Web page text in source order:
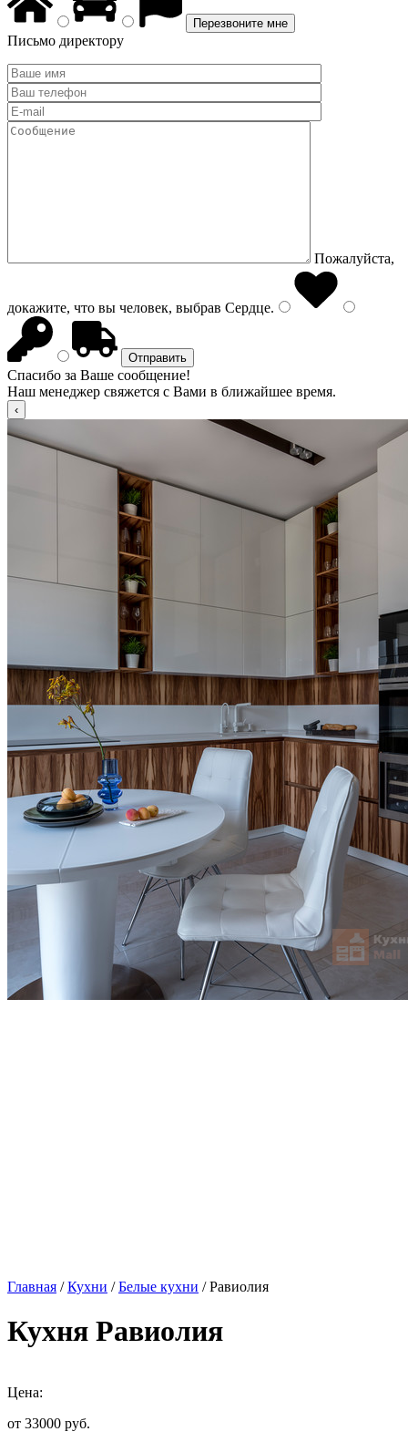
Письмо директору
Пожалуйста,
докажите, что вы человек, выбрав Сердце.
Спасибо за Ваше сообщение!
Наш менеджер свяжется с Вами в ближайшее время.
Главная /Кухни /Белые кухни / Равиолия
Кухня Равиолия
Цена:
от 33000 руб.